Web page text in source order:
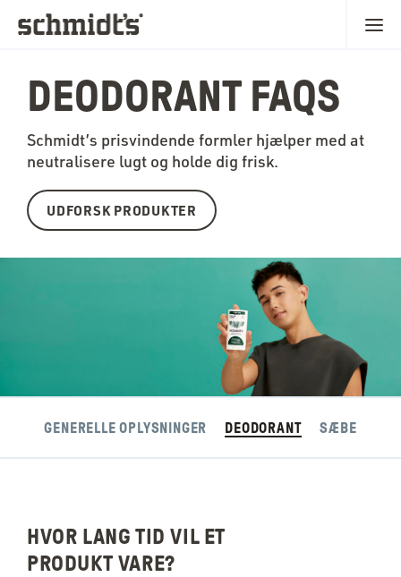
DEODORANT FAQS
Schmidt’s prisvindende formler hjælper med at
neutralisere lugt og holde dig frisk.
UDFORSK PRODUKTER
GENERELLE OPLYSNINGER DEODORANT SÆBE
HVOR LANG TID VIL ET
PRODUKT VARE?